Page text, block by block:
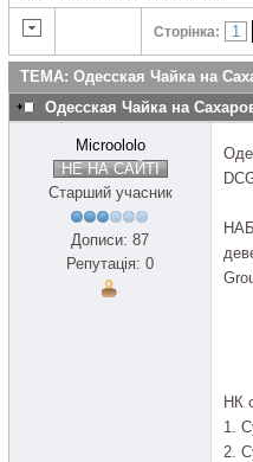
Сторінка: 1
ТЕМА: Одесская Чайка на
Одесская Чайка на
Microololo
НЕ НА САЙТІ
Старший учасник
Дописи: 87
Репутація: 0
НК
1.
2.